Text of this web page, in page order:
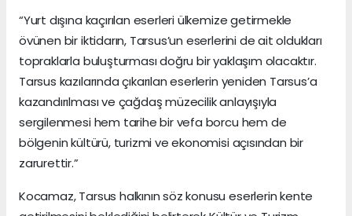
“Yurt dışına kaçırılan eserleri ülkemize getirmekle
övünen bir iktidarın, Tarsus’un eserlerini de ait oldukları
topraklarla buluşturması doğru bir yaklaşım olacaktır.
Tarsus kazılarında çıkarılan eserlerin yeniden Tarsus’a
kazandırılması ve çağdaş müzecilik anlayışıyla
sergilenmesi hem tarihe bir vefa borcu hem de
bölgenin kültürü, turizmi ve ekonomisi açısından bir
zarurettir.”
Kocamaz, Tarsus halkının söz konusu eserlerin kente